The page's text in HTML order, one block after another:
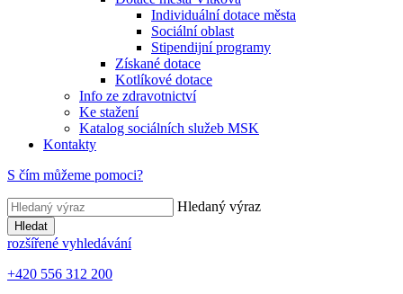
Individuální dotace města
Sociální oblast
Stipendijní programy
Získané dotace
Kotlíkové dotace
Info ze zdravotnictví
Ke stažení
Katalog sociálních služeb MSK
Kontakty
S čím můžeme pomoci?
Hledaný výraz
Hledat
rozšířené vyhledávání
+420 556 312 200